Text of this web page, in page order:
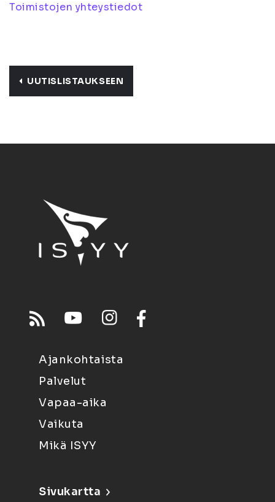
Toimistojen yhteystiedot
UUTISLISTAUKSEEN
Ajankohtaista
Palvelut
Vapaa-aika
Vaikuta
Mikä ISYY
Sivukartta